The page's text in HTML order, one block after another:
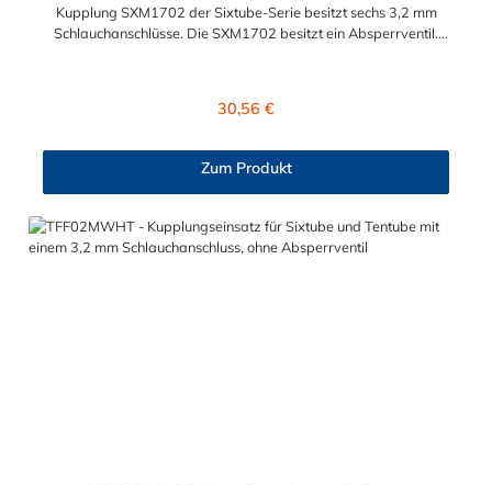
Kupplung SXM1702 der Sixtube-Serie besitzt sechs 3,2 mm
Schlauchanschlüsse. Die SXM1702 besitzt ein Absperrventil.
(Polypropylen)
Regulärer Preis:
30,56 €
Zum Produkt